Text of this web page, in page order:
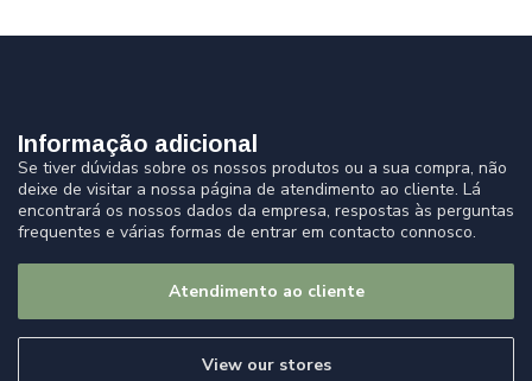
Informação adicional
Se tiver dúvidas sobre os nossos produtos ou a sua compra, não
deixe de visitar a nossa página de atendimento ao cliente. Lá
encontrará os nossos dados da empresa, respostas às perguntas
frequentes e várias formas de entrar em contacto connosco.
Atendimento ao cliente
View our stores